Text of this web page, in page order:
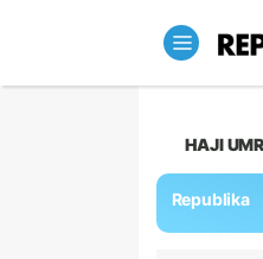
HAJI
Republika